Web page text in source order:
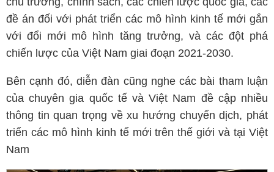
đề án đối với phát triển các mô hình kinh tế mới gắn
với đổi mới mô hình tăng trưởng, và các đột phá
chiến lược của Việt Nam giai đoạn 2021-2030.
Bên cạnh đó, diễn đàn cũng nghe các bài tham luận
của chuyên gia quốc tế và Việt Nam đề cập nhiều
thông tin quan trọng về xu hướng chuyển dịch, phát
triển các mô hình kinh tế mới trên thế giới và tại Việt
Nam